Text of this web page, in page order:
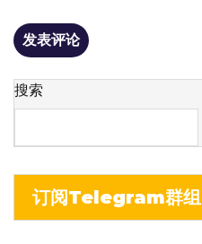
搜索
订阅Telegram群组